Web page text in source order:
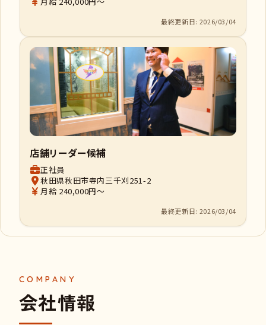
最終更新日: 2026/03/04
店舗リーダー候補
正社員
秋田県秋田市寺内三千刈251-2
月給 240,000円～
最終更新日: 2026/03/04
会社情報